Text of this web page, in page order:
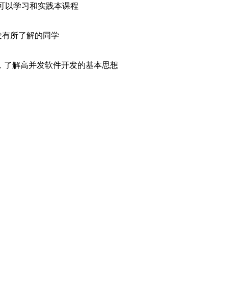
以学习和实践本课程
有所了解的同学
了解高并发软件开发的基本思想